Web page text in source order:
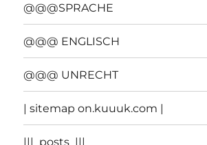
@@@SPRACHE
@@@ ENGLISCH
@@@ UNRECHT
| sitemap on.kuuuk.com |
|||_posts_|||